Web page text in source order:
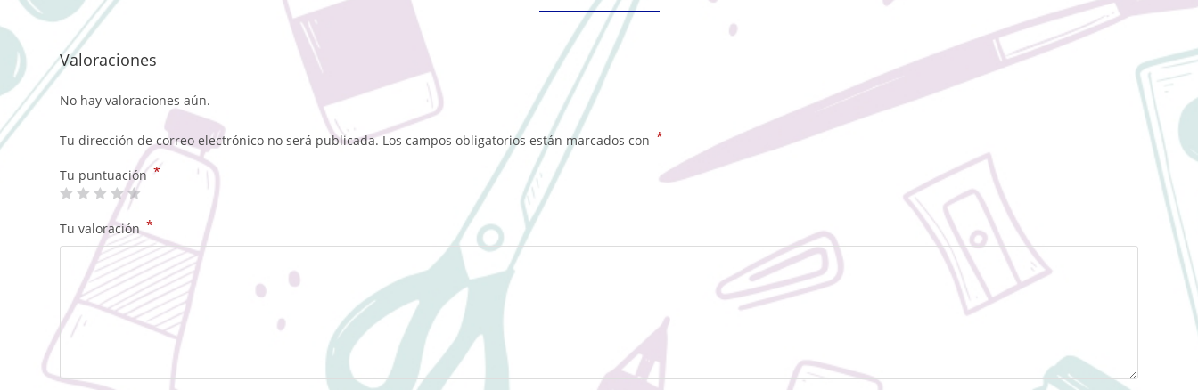
Valoraciones
No hay valoraciones aún.
Tu dirección de correo electrónico no será publicada. Los campos obligatorios están marcados con *
Tu puntuación *
Tu valoración*